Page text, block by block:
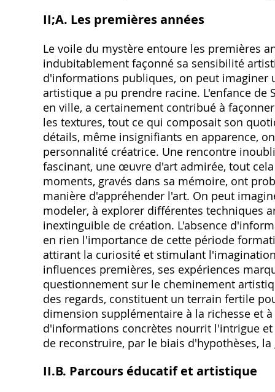
II;A. Les premières années
Le voile du mystère entoure les premières
indubitablement façonné sa sensibilité
d'informations publiques‚ on peut
artistique a pu prendre racine. L'enfance de
en ville‚ a certainement contribué à
les textures‚ tout ce qui composait son
détails‚ même insignifiants en apparence‚
personnalité créatrice. Une rencontre
fascinant‚ une œuvre d'art admirée‚ tout
moments‚ gravés dans sa mémoire‚ ont
manière d'appréhender l'art. On peut
modeler‚ à explorer différentes techniques
inextinguible de création. L'absence
en rien l'importance de cette période
attirant la curiosité et stimulant
influences premières‚ ses expériences
questionnement sur le cheminement
des regards‚ constituent un terrain fertile
dimension supplémentaire à la richesse et
d'informations concrètes nourrit l'intrigue
de reconstruire‚ par le biais d'hypothèses‚
II.B. Parcours éducatif et artistique